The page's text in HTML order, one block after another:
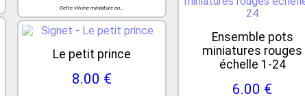
Cette vitrine miniature en...
Le petit prince
8.00 €
Ensemble pots
miniatures rouges
échelle 1-24
6.00 €